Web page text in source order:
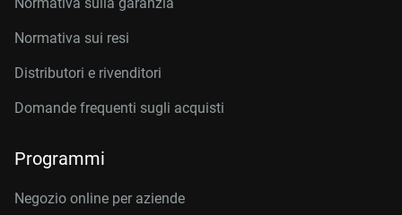
Normativa sui resi
Distributori e rivenditori
Domande frequenti sugli acquisti
Programmi
Negozio online per aziende